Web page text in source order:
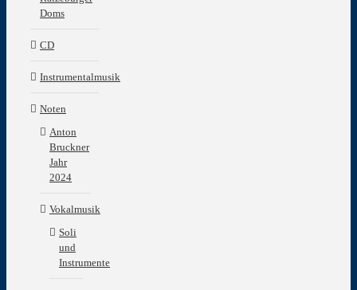
Doms
CD
Instrumentalmusik
Noten
Anton
Bruckner
Jahr
2024
Vokalmusik
Soli
und
Instrumente